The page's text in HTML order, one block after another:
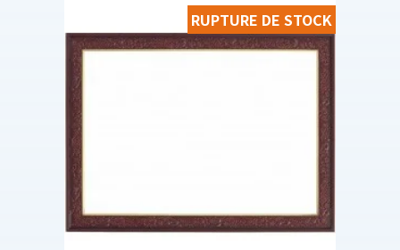
RUPTURE DE STOCK